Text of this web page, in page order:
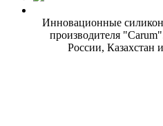
Инновационные
производителя
России, Казахстан